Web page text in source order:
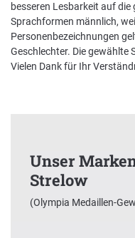
besseren Lesbarkeit auf
Sprachformen männlich,
Personenbezeichnungen
Geschlechter. Die gewählte
Vielen Dank für Ihr
Unser
Strelow
(Olympia Medaillen-
Unser